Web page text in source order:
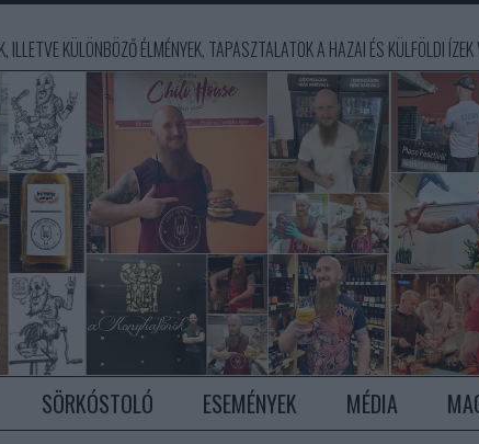
KÜLÖNBÖZŐ ÉLMÉNYEK, TAPASZTALATOK A HAZAI ÉS KÜLFÖLDI
SÖRKÓSTOLÓ ESEMÉNYEK MÉDIA